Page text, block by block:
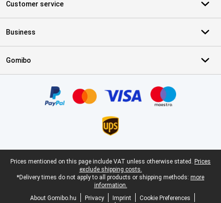
Customer service
Business
Gomibo
Legal footer
Prices mentioned on this page include VAT unless otherwise stated. Prices
exclude shipping costs.
*Delivery times do not apply to all products or shipping methods: more
information.
About Gomibo.hu
Privacy Imprint
Cookie Preferences